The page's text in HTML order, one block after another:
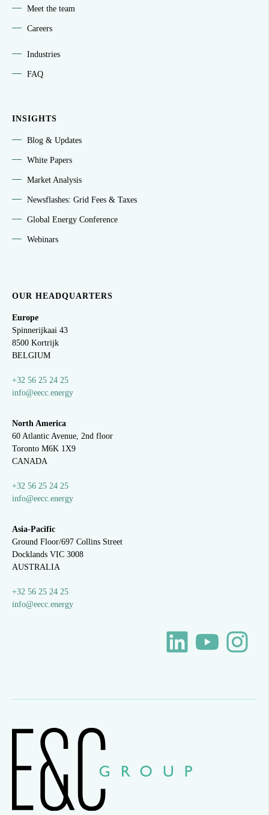
Meet the team
Careers
Industries
FAQ
INSIGHTS
Blog & Updates
White Papers
Market Analysis
Newsflashes: Grid Fees & Taxes
Global Energy Conference
Webinars
OUR HEADQUARTERS
Europe
Spinnerijkaai 43
8500 Kortrijk
BELGIUM
+32 56 25 24 25
info@eecc.energy
North America
60 Atlantic Avenue, 2nd floor
Toronto M6K 1X9
CANADA
+32 56 25 24 25
info@eecc.energy
Asia-Pacific
Ground Floor/697 Collins Street
Docklands VIC 3008
AUSTRALIA
+32 56 25 24 25
info@eecc.energy